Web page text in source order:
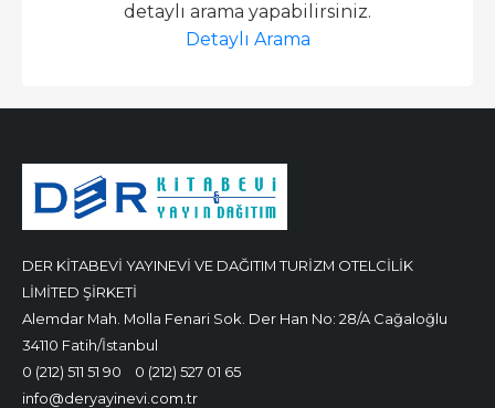
detaylı arama yapabilirsiniz.
Detaylı Arama
DER KİTABEVİ YAYINEVİ VE DAĞITIM TURİZM OTELCİLİK
LİMİTED ŞİRKETİ
Alemdar Mah. Molla Fenari Sok. Der Han No: 28/A Cağaloğlu
34110 Fatih/İstanbul
0 (212) 511 51 90
0 (212) 527 01 65
info@deryayinevi.com.tr